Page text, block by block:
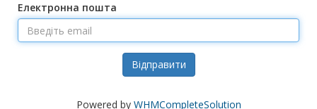
Електронна пошта
Відправити
Powered by WHMCompleteSolution